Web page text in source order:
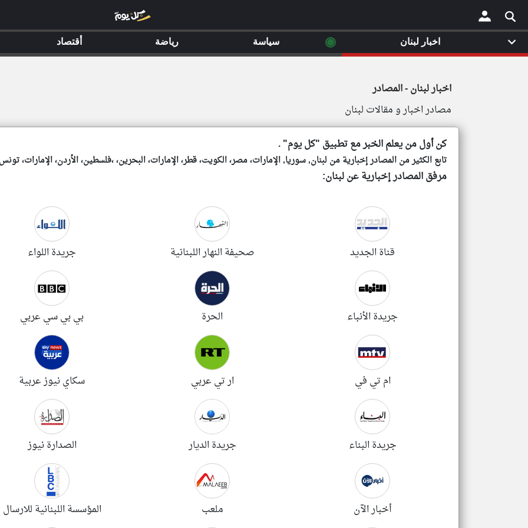
اخبار لبنان ◉ سياسة رياضة أقتصاد
×
اخبار لبنان - المصادر
مصادر اخبار و مقالات لبنان
كن أول من يعلم الخبر مع تطبيق "كل يوم" .
تابع الكثير من المصادر إخبارية من لبنان, سوريا, الإمارات، مصر، الكويت، قطر، الإمارات، البحرين، ،فلسطين، الأردن، الإمارات،
مرفق المصادر إخبارية عن لبنان:
قناة الجديد صحيفة النهار اللبنانية جريدة اللواء
جريدة الأنباء الحرة بي بي سي عربي
ام تي في ار تي عربي سكاي نيوز عربية
جريدة البناء جريدة الديار الصدارة نيوز
أخبار الآن ملعب المؤسسة اللبنانية للارسال
اخبار لبنان ◉ سياسة رياضة أقتصاد